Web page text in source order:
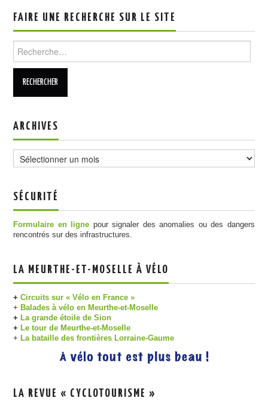
FAIRE UNE RECHERCHE SUR LE SITE
ARCHIVES
SÉCURITÉ
Formulaire en ligne pour signaler des anomalies ou des dangers
rencontrés sur des infrastructures.
LA MEURTHE-ET-MOSELLE À VÉLO
+Circuits sur « Vélo en France »
+ Balades à vélo en Meurthe-et-Moselle
+ La grande étoile de Sion
+ Le tour de Meurthe-et-Moselle
+ La bataille des frontières Lorraine-Gaume
LA REVUE « CYCLOTOURISME »